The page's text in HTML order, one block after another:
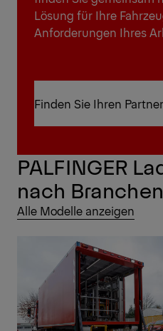
Lösung für Ihre
Anforderungen Ihres
Finden Sie Ihren Partner
PALFINGER
nach
Alle Modelle anzeigen